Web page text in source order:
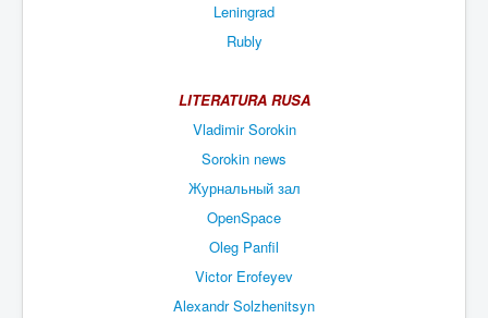
Leningrad
Rubly
LITERATURA RUSA
Vladimir Sorokin
Sorokin news
Журнальный зал
OpenSpace
Oleg Panfil
Victor Erofeyev
Alexandr Solzhenitsyn